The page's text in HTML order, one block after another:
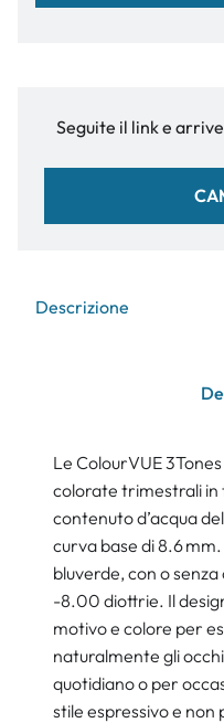
Seguite il link e
Descrizione
Le ColourVUE
colorate trimestrali in
contenuto d’acqua
curva base di 8.6
bluverde, con o
-8.00 diottrie. Il
motivo e colore per
naturalmente gli
quotidiano o per
stile espressivo e